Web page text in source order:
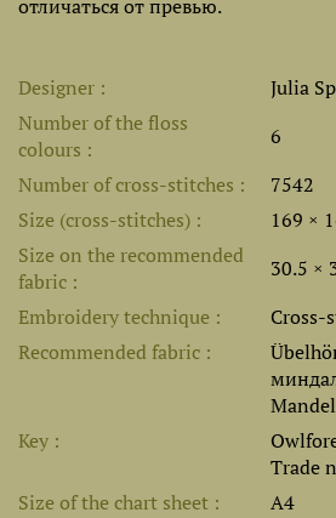
отличаться от превью.
Designer
Julia
Number of the floss
colours
6
Number of cross-stitches
7542
Size (cross-stitches)
169 ×
Size on the recommended
fabric
30.5 ×
Embroidery technique
Cross-
Recommended fabric
Key
Trade
Size of the chart sheet
A4